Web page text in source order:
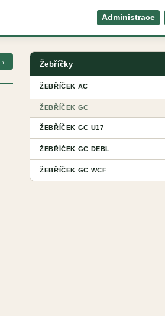
Administrace
› Žebříčky
ŽEBŘÍČEK AC
ŽEBŘÍČEK GC
ŽEBŘÍČEK GC U17
ŽEBŘÍČEK GC DEBL
ŽEBŘÍČEK GC WCF